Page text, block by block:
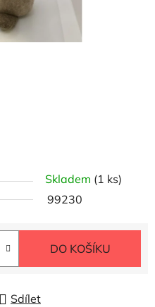
Skladem (1 ks)
99230
DO KOŠÍKU
Sdílet